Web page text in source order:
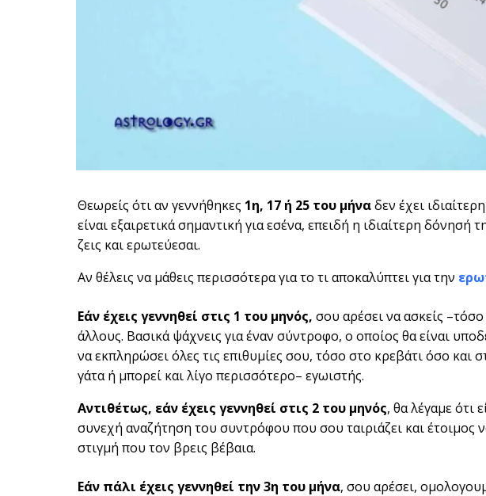
Θεωρείς ότι αν γεννήθηκες 1η, 17 ή 25 του μήναδεν έχει
είναι εξαιρετικά σημαντική για εσένα, επειδή η ιδιαίτερη δόνησή
ζεις και ερωτεύεσαι.
Αν θέλεις να μάθεις περισσότερα για το τι αποκαλύπτει για την
Εάν έχεις γεννηθεί στις 1 του μηνός, σου αρέσει να ασκείς
άλλους. Βασικά ψάχνεις για έναν σύντροφο, ο οποίος θα είναι
να εκπληρώσει όλες τις επιθυμίες σου, τόσο στο κρεβάτι όσο και
γάτα ή μπορεί και λίγο περισσότερο– εγωιστής.
Αντιθέτως, εάν έχεις γεννηθεί στις 2 του μηνός, θα λέγαμε ότι
συνεχή αναζήτηση του συντρόφου που σου ταιριάζει και έτοιμος
στιγμή που τον βρεις βέβαια.
Εάν πάλι έχεις γεννηθεί την 3η του μήνα, σου αρέσει,